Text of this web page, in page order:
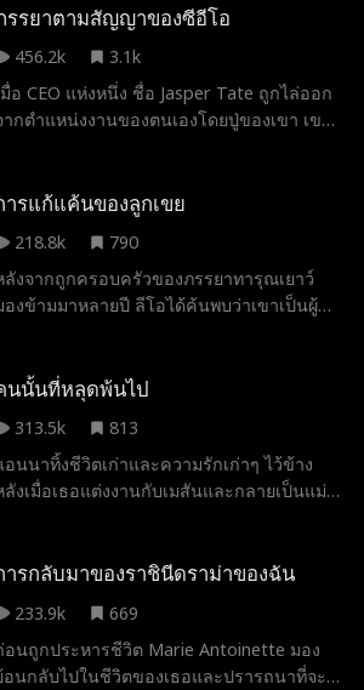
หมือนไม่จำเป็น และเขาจะไม่หยุดยั้งจนกว่าจะ
องซาร่า
รรยาตามสัญญาของซีอีโอ
456.2k
3.1k
มื่อ CEO แห่งหนึ่ง ชื่อ Jasper Tate ถูกไล่ออก
ากตำแหน่งงานของตนเองโดยปู่ของเขา เขา
าวใดก็ได้ และสาวคนนั้นก็คือ Khloe Adams
ธอ ไม่มีความรัก ไม่มีเพศสัมพันธ์ ไม่มีเชือก
ช้า แต่เมื่อ Khloe อยู่ในเตียงของ Jasper เขาก็
ริ่มต้นรู้สึกว่าทุกสิ่งที่เขียนไว้ในสัญญาของพวก
ารแก้แค้นของลูกเขย
218.8k
790
ลังจากถูกครอบครัวของภรรยาทารุณเยาว์
องข้ามมาหลายปี ลีโอได้ค้นพบว่าเขาเป็นผู้รับ
นนั้นที่หลุดพ้นไป
313.5k
813
อนนาทิ้งชีวิตเก่าและความรักเก่าๆ ไว้ข้าง
ลังเมื่อเธอแต่งงานกับเมสันและกลายเป็นแม่ที่
ธอ แอนนาเริ่มหวนนึกถึงความสัมพันธ์ที่เต็ม
อดีตแฟนหนุ่มร็อคสตาร์ของเธอ เมื่อเอเดรี
นผู้มีเสน่ห์และอันตรายปรากฏตัวอีกครั้งใน
วิตธรรมดาของเธอ แอนนาถูกบังคับให้เผชิญ
ารกลับมาของราชินีดราม่าของฉัน
233.9k
669
อนถูกประหารชีวิต Marie Antoinette มอง
อนกลับไปในชีวิตของเธอและปรารถนาที่จะ